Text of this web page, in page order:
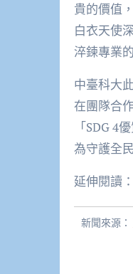
貴的價值
白衣天使
淬鍊專業
中臺科大
在團隊合
「SDG 4
為守護全
延伸閱讀
新聞來源：